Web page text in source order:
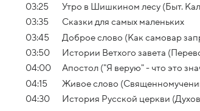
03:25
Утро в Шишкином лесу (Быт.
03:35
Сказки для самых маленьких
03:45
Доброе слово (Как самовар
03:50
Истории Ветхого завета
04:00
Апостол ("Я верую" - что это
04:15
Живое слово
04:30
История Русской церкви